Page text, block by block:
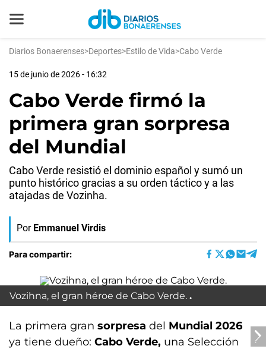
Diarios Bonaerenses>Deportes>Estilo de Vida>Cabo Verde
15 de junio de 2026 - 16:32
Cabo Verde firmó la
primera gran sorpresa
del Mundial
Cabo Verde resistió el dominio español y sumó un
punto histórico gracias a su orden táctico y a las
atajadas de Vozinha.
Por Emmanuel Virdis
Para compartir:
Vozihna, el gran héroe de Cabo Verde.
La primera gran sorpresa del Mundial 2026
ya tiene dueño: Cabo Verde, una Selección